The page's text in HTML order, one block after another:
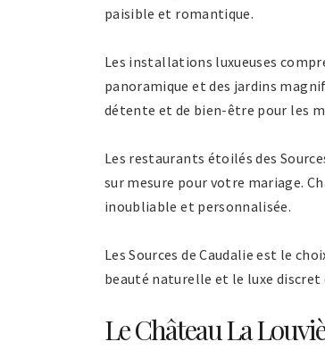
paisible et romantique.
Les installations luxueuses
panoramique et des jardins
détente et de bien-être pour les
Les restaurants étoilés des
sur mesure pour votre mariage.
inoubliable et personnalisée.
Les Sources de Caudalie est le
beauté naturelle et le luxe discret
Le Château La